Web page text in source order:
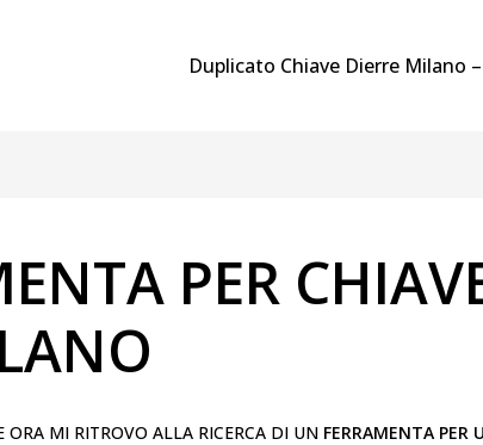
Duplicato Chiave Dierre Milano
PER
ORA MI RITROVO ALLA RICERCA DI UN FERRAMENTA PER